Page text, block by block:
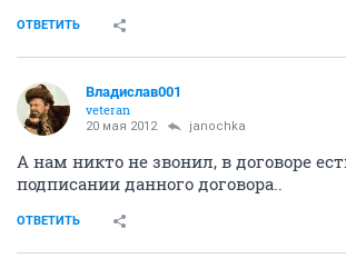
ОТВЕТИТЬ
Владислав001
veteran
20 мая 2012 janochka
А нам никто не звонил, в договоре
подписании данного договора..
ОТВЕТИТЬ